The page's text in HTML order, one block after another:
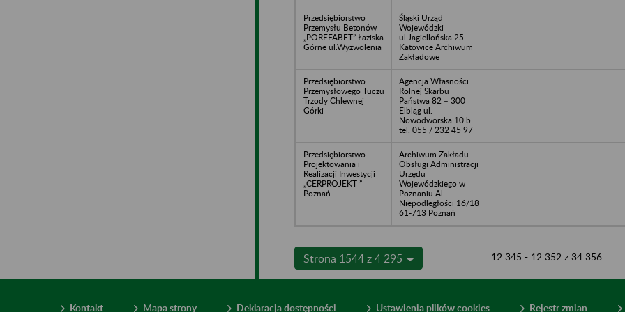
Przedsiębiorstwo
Przemysłu Betonów
„POREFABET” Łaziska
Górne ul.Wyzwolenia
Śląski Urząd
Wojewódzki
ul.Jagiellońska 25
Katowice Archiwum
Zakładowe
Przedsiębiorstwo
Przemysłowego Tuczu
Trzody Chlewnej
Górki
Agencja Własności
Rolnej Skarbu
Państwa 82 – 300
Elbląg ul.
Nowodworska 10 b
tel. 055 / 232 45 97
Przedsiębiorstwo
Projektowania i
Realizacji Inwestycji
„CERPROJEKT ”
Poznań
Archiwum Zakładu
Obsługi Administracji
Urzędu
Wojewódzkiego w
Poznaniu Al.
Niepodległości 16/18
61-713 Poznań
Strona 1544 z 4 295 12 345 - 12 352 z 34 356.
Kontakt Mapa strony Deklaracja dostępności Ustawienia plików cookies Rejestr zmian